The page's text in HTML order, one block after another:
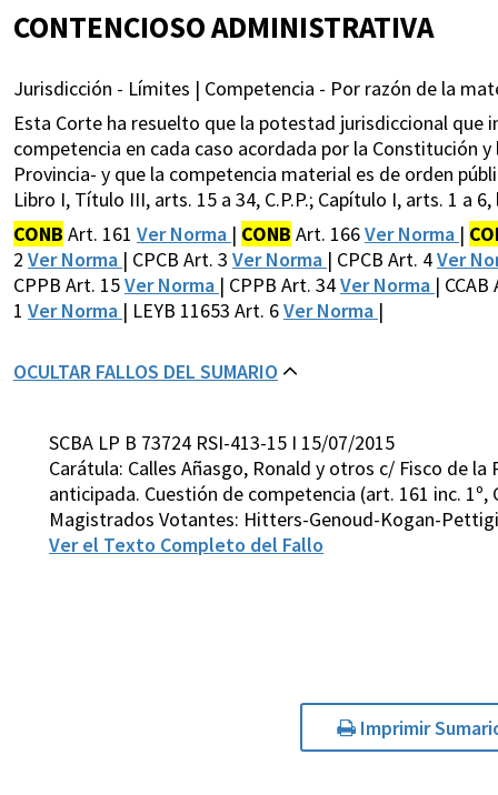
CONTENCIOSO ADMINISTRATIVA
Jurisdicción - Límites | Competencia - Por razón de la
Esta Corte ha resuelto que la potestad jurisdiccional
competencia en cada caso acordada por la Constitución
Provincia- y que la competencia material es de orden
Libro I, Título III, arts. 15 a 34, C.P.P.; Capítulo I, arts. 1 a
CONB Art. 161 Ver Norma | CONB Art. 166Ver Norma |
2 Ver Norma | CPCB Art. 3 Ver Norma | CPCB Art. 4Ver
CPPB Art. 15Ver Norma | CPPB Art. 34Ver Norma |
1 Ver Norma | LEYB 11653 Art. 6Ver Norma |
OCULTAR FALLOS DEL SUMARIO
SCBA LP B 73724 RSI-413-15 I 15/07/2015
Carátula: Calles Añasgo, Ronald y otros c/ Fisco de
anticipada. Cuestión de competencia (art. 161 inc. 1º,
Magistrados Votantes: Hitters-Genoud-Kogan-
Ver el Texto Completo del Fallo
Imprimir